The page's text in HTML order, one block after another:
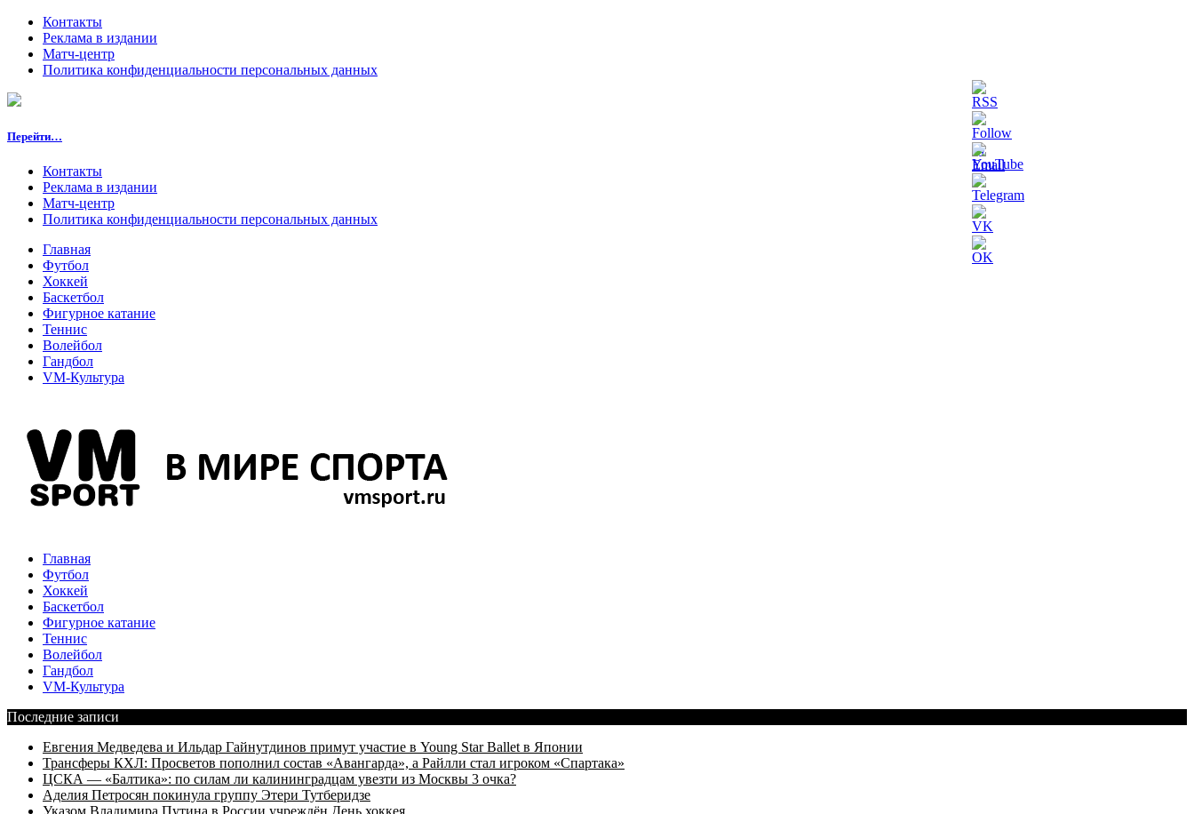
Контакты
Реклама в издании
Матч-центр
Политика конфиденциальности персональных данных
Перейти…
Контакты
Реклама в издании
Матч-центр
Политика конфиденциальности персональных данных
Главная
Футбол
Хоккей
Баскетбол
Фигурное катание
Теннис
Волейбол
Гандбол
VM-Культура
Главная
Футбол
Хоккей
Баскетбол
Фигурное катание
Теннис
Волейбол
Гандбол
VM-Культура
Последние записи
Евгения Медведева и Ильдар Гайнутдинов примут участие в Young Star Ballet в Японии
Трансферы КХЛ: Просветов пополнил состав «Авангарда», а Райлли стал игроком «Спартака»
ЦСКА — «Балтика»: по силам ли калининградцам увезти из Москвы 3 очка?
Аделия Петросян покинула группу Этери Тутберидзе